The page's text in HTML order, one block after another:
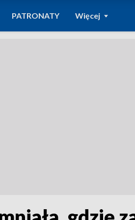
PATRONATY Więcej